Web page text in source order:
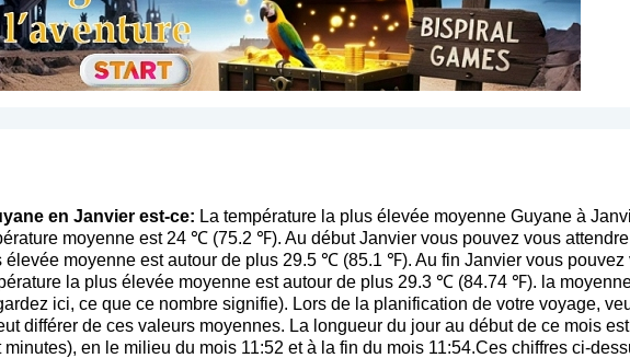
en Janvier est-ce: La température la plus élevée moyenne Guyane à
moyenne est 24 ℃ (75.2 ℉). Au début Janvier vous pouvez vous
élevée moyenne est autour de plus 29.5 ℃ (85.1 ℉). Au fin Janvier vous pouvez
la plus élevée moyenne est autour de plus 29.3 ℃ (84.74 ℉). la
ici, ce que ce nombre signifie). Lors de la planification de votre voyage,
différer de ces valeurs moyennes. La longueur du jour au début de ce mois est
en le milieu du mois 11:52 et à la fin du mois 11:54.Ces chiffres ci-